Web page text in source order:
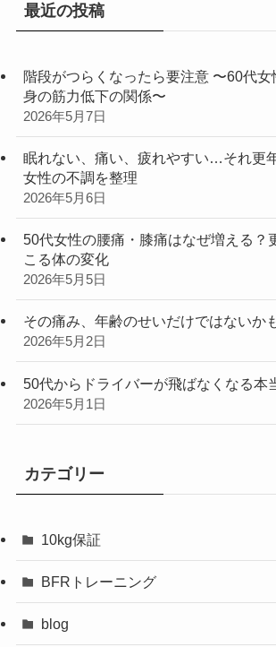
最近の投稿
階段がつらくなったら要注意 〜60代
身の筋力低下の関係〜
2026年5月7日
眠れない、痛い、疲れやすい…それ更
女性の不調を整理
2026年5月6日
50代女性の腰痛・膝痛はなぜ増える？
こる体の変化
2026年5月5日
その痛み、年齢のせいだけではないか
2026年5月2日
50代からドライバーが飛ばなくなる本
2026年5月1日
カテゴリー
10kg保証
BFRトレーニング
blog